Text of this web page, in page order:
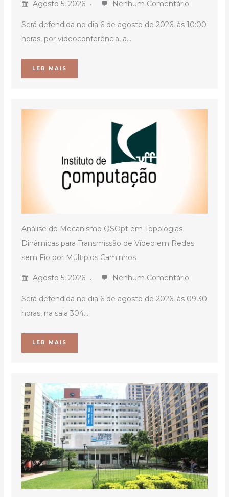
Agosto 5, 2026 Nenhum Comentário
Será defendida no dia 6 de agosto de 2026, às 10:00
horas, por videoconferência, a...
LER MAIS
Análise do Mecanismo QSOpt em Topologias
Dinâmicas para Transmissão de Vídeo em Redes
sem Fio por Múltiplos Caminhos
Agosto 5, 2026 Nenhum Comentário
Será defendida no dia 6 de agosto de 2026, às 09:30
horas, na sala 304...
LER MAIS